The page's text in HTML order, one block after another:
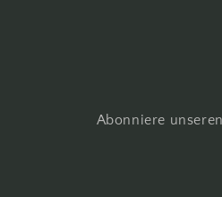
Abonniere